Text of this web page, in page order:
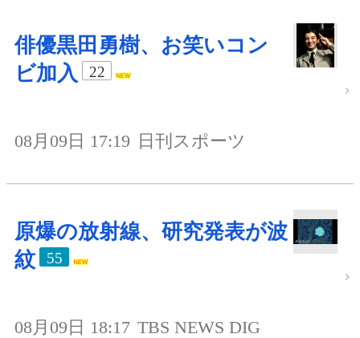
俳優黒田勇樹、お笑いコン
ビ加入
22
08月09日 17:19 日刊スポーツ
原爆の放射線、研究発表が波
紋
55
08月09日 18:17 TBS NEWS DIG